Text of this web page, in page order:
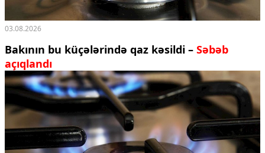
03.08.2026
Bakının bu küçələrində qaz kəsildi – Səbəb
açıqlandı